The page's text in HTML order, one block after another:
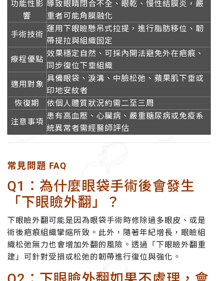
功能性影
響
導致眼睛閉合不全、眼乾、慢性結膜炎，嚴
重者可能角膜融化
手術技術
運用下眼瞼懸吊式拉提，進行脂肪移位、韌
帶提拉與組織固定
療程優點
效果穩定自然、可採內開法避免外在疤痕、
同步復位下垂組織
適用對象
具備眼袋、淚溝、中臉松弛、蘋果肌下垂或
印地安紋者
恢復期
依個人體質狀況約需二至三周
注意事項
患有高血壓、心臟病、嚴重糖尿病或免疫系
統異常者需經醫師評估
常見問題 FAQ
Q1：為什麼眼袋手術後會發生
「下眼瞼外翻」？
下眼瞼外翻可能是因為眼袋手術時修除過多眼皮、或是
術後疤痕組織攣縮所致。此外，隨著年紀增長，眼瞼組
織松弛無力也會增加外翻的風險。透過「下眼瞼外翻重
建」可針對受損或松弛的韌帶進行復位與強化。